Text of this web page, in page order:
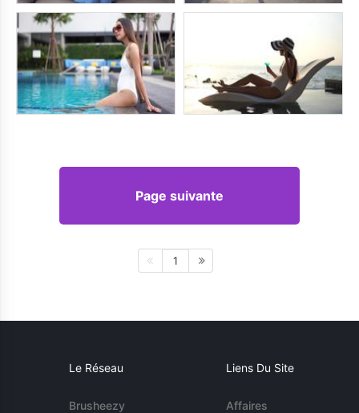
Page suivante
1
Le Réseau
Brusheezy
Liens Du Site
Affaires